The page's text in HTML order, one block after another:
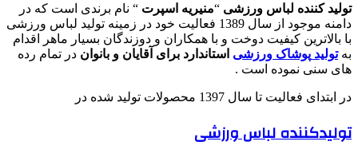
تولید کننده لباس ورزشی “منیریه اسپرت “ نام برندی است که در
دامنه موجود از سال 1389 فعالیت خود در زمینه تولید لباس ورزشی
با بالاترین کیفیت دوخت و با همکاران و دوزندگان بسیار ماهر اقدام
بهتولید پوشاک ورزشی استاندارد برای آقایان و بانوان در تمام رده
های سنی نموده است .
در ابتدای فعالیت تا سال 1397 محصولات تولید شده در
تولیدکننده لباس ورزشی